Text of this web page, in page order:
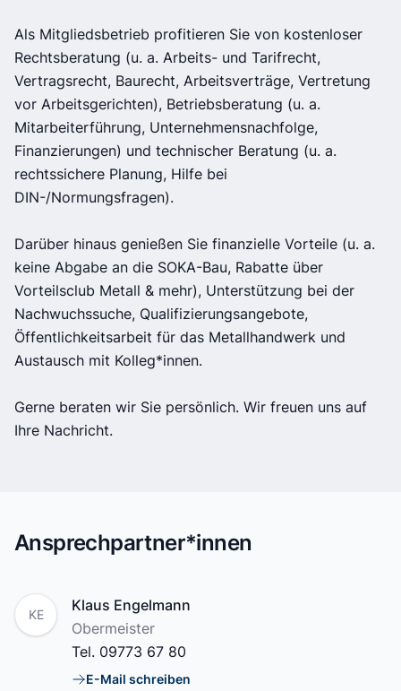
Als Mitgliedsbetrieb profitieren Sie von kostenloser
Rechtsberatung (u. a. Arbeits- und Tarifrecht,
Vertragsrecht, Baurecht, Arbeitsverträge, Vertretung
vor Arbeitsgerichten), Betriebsberatung (u. a.
Mitarbeiterführung, Unternehmensnachfolge,
Finanzierungen) und technischer Beratung (u. a.
rechtssichere Planung, Hilfe bei
DIN-/Normungsfragen).
Darüber hinaus genießen Sie finanzielle Vorteile (u. a.
keine Abgabe an die SOKA-Bau, Rabatte über
Vorteilsclub Metall & mehr), Unterstützung bei der
Nachwuchssuche, Qualifizierungsangebote,
Öffentlichkeitsarbeit für das Metallhandwerk und
Austausch mit Kolleg*innen.
Gerne beraten wir Sie persönlich. Wir freuen uns auf
Ihre Nachricht.
Ansprechpartner*innen
KE
Name
Klaus Engelmann
Position
Obermeister
Tel. 09773 67 80
E-Mail
E-Mail schreiben